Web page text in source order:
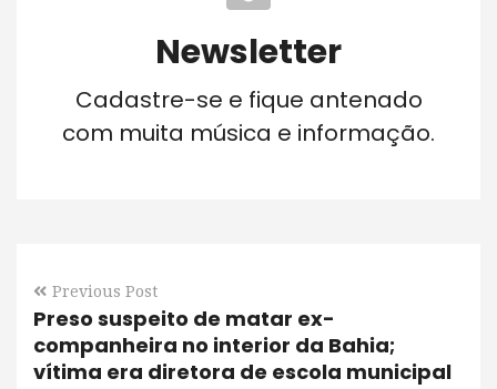
Newsletter
Cadastre-se e fique antenado
com muita música e informação.
Previous Post
Preso suspeito de matar ex-
companheira no interior da Bahia;
vítima era diretora de escola municipal